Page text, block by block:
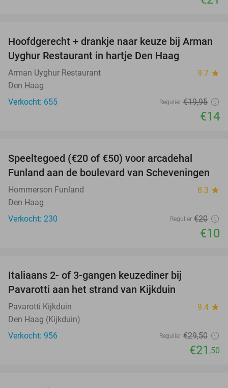
30%
Hoofdgerecht + drankje naar keuze bij Arman
Uyghur Restaurant in hartje Den Haag
Arman Uyghur Restaurant 9.7 star
Den Haag
Verkocht: 655
Regulier €19,95
€14
Speeltegoed (€20 of €50) voor arcadehal
Funland aan de boulevard van Scheveningen
Hommerson Funland 8.3 star
Den Haag
Verkocht: 230
Regulier €20
€10
Italiaans 2- of 3-gangen keuzediner bij
Pavarotti aan het strand van Kijkduin
Pavarotti Kijkduin 9.4 star
Den Haag (Kijkduin)
Verkocht: 956
Regulier €29,50
€21 ,50